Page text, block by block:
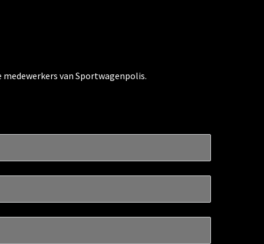
van Sportwagenpolis.